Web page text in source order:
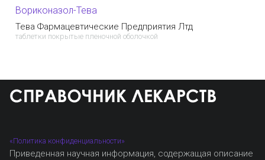
Вориконазол-Тева
Тева Фармацевтические Предприятия Лтд
таблетки покрытые пленочной оболочкой
«Политика конфиденциальности»
Приведенная научная информация, содержащая описание